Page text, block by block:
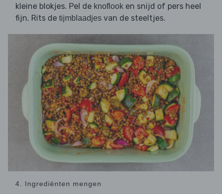
kleine blokjes. Pel de knoflook en snijd of pers heel
fijn. Rits de tijmblaadjes van de steeltjes.
4. Ingrediënten mengen